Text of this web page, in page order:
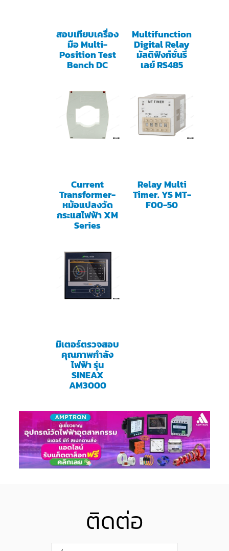
สอบเทียบเครื่อง
มือ Multi-
Position Test
Bench DC
Multifunction
Digital Relay
มัลติฟังก์ชั่นรี
เลย์ RS485
Current
Transformer-
หม้อแปลงวัด
กระแสไฟฟ้า XM
Series
Relay Multi
Timer. YS MT-
F00-50
มิเตอร์ตรวจสอบ
คุณภาพกำลัง
ไฟฟ้า รุ่น
SINEAX
AM3000
ติดต่อ